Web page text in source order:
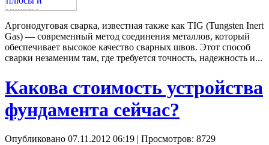
Аргонодуговая сварка, известная также как TIG (Tungsten Inert
Gas) — современный метод соединения металлов, который
обеспечивает высокое качество сварных швов. Этот способ
сварки незаменим там, где требуется точность, надежность и...
Какова стоимость устройства
фундамента сейчас?
Опубликовано 07.11.2012 06:19 | Просмотров: 8729